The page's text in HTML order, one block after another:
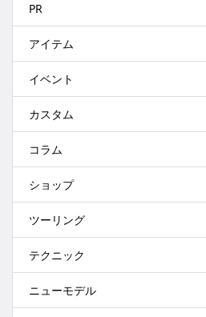
PR
アイテム
イベント
カスタム
コラム
ショップ
ツーリング
テクニック
ニューモデル